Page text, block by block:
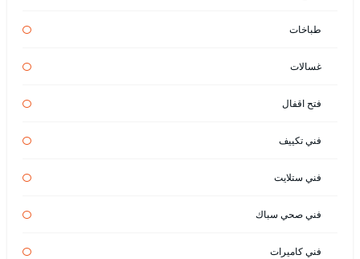
طباخات
غسالات
فتح اقفال
فني تكييف
فني ستلايت
فني صحي سباك
فني كاميرات